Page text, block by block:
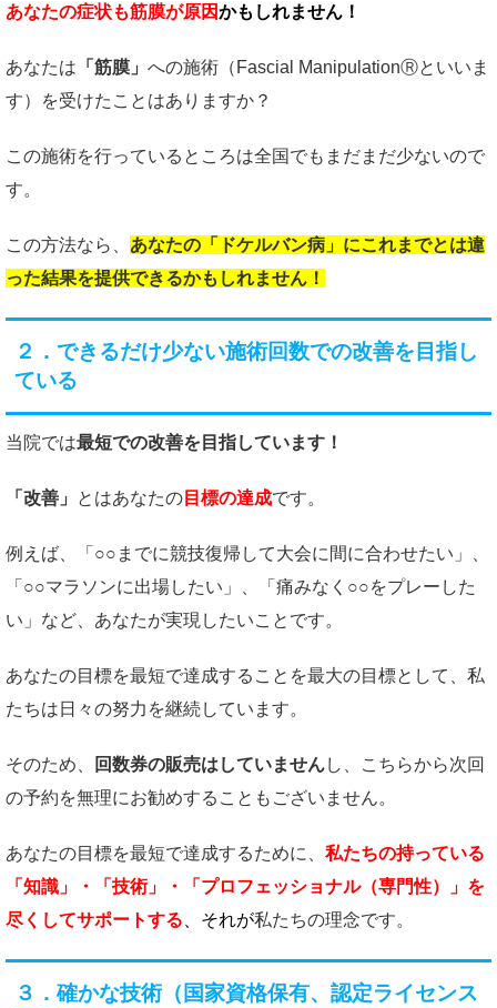
あなたの症状も筋膜が原因かもしれません！
あなたは 「筋膜」 への施術（Fascial ManipulationⓇといいま
す）を受けたことはありますか？
この施術を行っているところは全国でもまだまだ少ないので
す。
この方法なら、 あなたの「ドケルバン病」にこれまでとは違
った結果を提供できるかもしれません！
２．できるだけ少ない施術回数での改善を目指し
ている
当院では最短での改善を目指しています！
「改善」 とはあなたの 目標の達成です。
例えば、「○○までに競技復帰して大会に間に合わせたい」、
「○○マラソンに出場したい」、「痛みなく○○をプレーした
い」など、あなたが実現したいことです。
あなたの目標を最短で達成することを最大の目標として、私
たちは日々の努力を継続しています。
そのため、 回数券の販売はしていませんし、こちらから次回
の予約を無理にお勧めすることもございません。
あなたの目標を最短で達成するために、 私たちの持っている
「知識」・「技術」・「プロフェッショナル（専門性）」を
尽くしてサポートする 、それが私たちの理念です。
３．確かな技術（国家資格保有、認定ライセンス